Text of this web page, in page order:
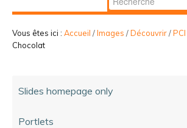
PARTICIPER
Recherche
avancée…
Vous êtes ici : Accueil /Images /Découvrir/PCI
Chocolat
Slides homepage only
Portlets